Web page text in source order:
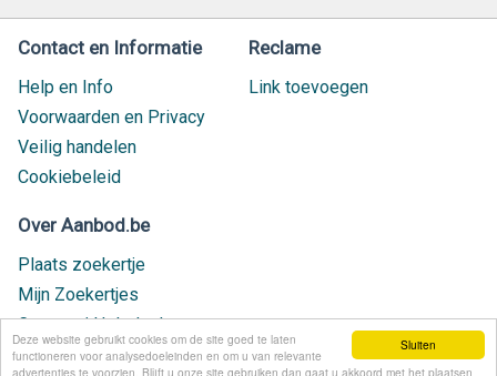
Sluiten
Deze website gebruikt cookies om de site goed te laten
functioneren voor analysedoeleinden en om u van relevante
advertenties te voorzien. Blijft u onze site gebruiken dan gaat u akkoord met het plaatsen
Contact en Informatie
Help en Info
Voorwaarden en Privacy
Veilig handelen
Cookiebeleid
Reclame
Link toevoegen
Over Aanbod.be
Plaats zoekertje
Mijn Zoekertjes
Contact / Helpdesk
Nieuw geplaatst